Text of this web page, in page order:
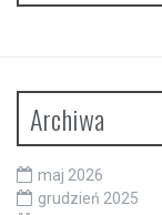
Archiwa
maj 2026
grudzień 2025